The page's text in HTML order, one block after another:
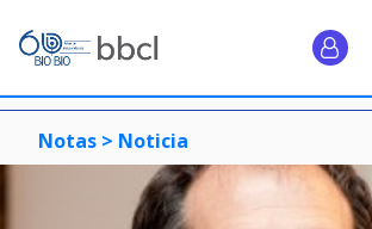
Notas > Noticia